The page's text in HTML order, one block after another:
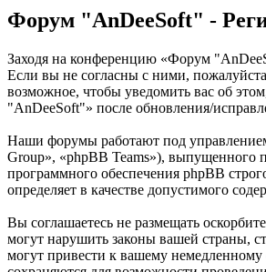
Форум "AnDeeSoft" -
Заходя на конференцию «Форум
Если вы не согласны с ними,
возможное, чтобы уведомить вас об
"AnDeeSoft"» после обновления/
Наши форумы работают под
Group», «phpBB Teams»), выпущенного
программного обеспечения phpBB
определяет в качестве допустимого
Вы соглашаетесь не размещать
могут нарушить законы вашей страны,
могут привести к вашему